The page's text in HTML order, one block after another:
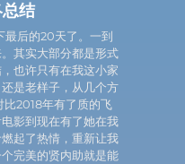
结
最后的20天了。一到
其实大部分都是形式
也许只有在我这小家
是老样子，从几个方
比2018年有了质的飞
影到现在有了她在我
起了热情，重新让我
完美的贤内助就是能